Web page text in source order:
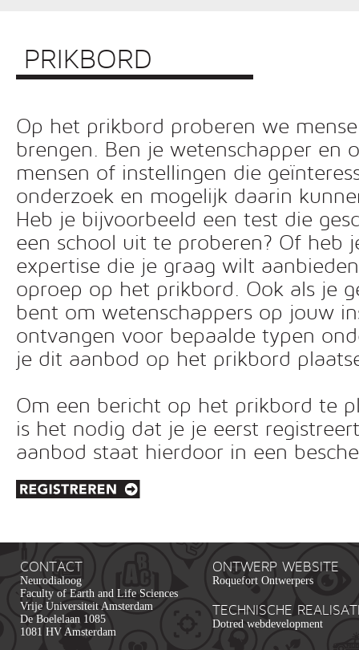
PRIKBORD
Op het prikbord proberen we
brengen. Ben je wetenschapper en
mensen of instellingen die
onderzoek en mogelijk daarin
Heb je bijvoorbeeld een test die
een school uit te proberen? Of heb
expertise die je graag wilt
oproep op het prikbord. Ook als je
bent om wetenschappers op jouw
ontvangen voor bepaalde typen
je dit aanbod op het prikbord
Om een bericht op het prikbord te
is het nodig dat je je eerst
aanbod staat hierdoor in een
CONTACT
Neurodialoog
Faculty of Earth and Life Sciences
Vrije Universiteit Amsterdam
De Boelelaan 1085
1081 HV Amsterdam
ONTWERP WEBSITE
Roquefort Ontwerpers
TECHNISCHE
Dotred webdevelopment